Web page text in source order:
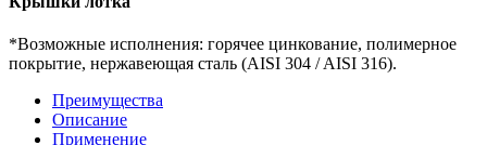
*Возможные исполнения: горячее цинкование, полимерное
покрытие, нержавеющая сталь (AISI 304 / AISI 316).
Преимущества
Описание
Применение